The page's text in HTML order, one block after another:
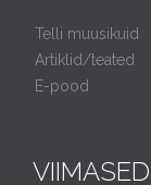
Telli muusikuid
Artiklid/teated
E-pood